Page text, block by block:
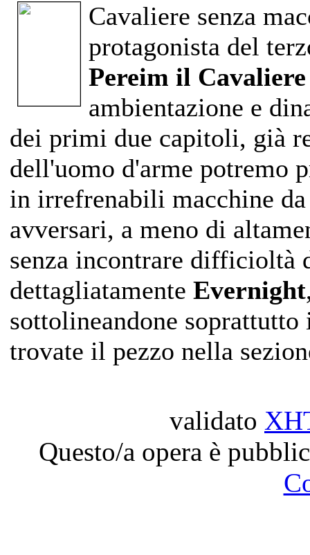
Cavaliere senza
protagonista del
Pereim il Cavaliere
ambientazione e
dei primi due capitoli, già
dell'uomo d'arme potremo
in irrefrenabili macchine
avversari, a meno di
senza incontrare difficioltà
dettagliatamente Evernight
sottolineandone
trovate il pezzo nella
validato
Questo/a opera è